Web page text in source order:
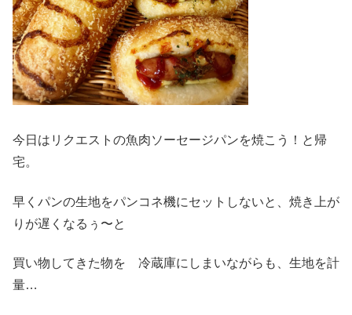
今日はリクエストの魚肉ソーセージパンを焼こう！と帰
宅。
早くパンの生地をパンコネ機にセットしないと、焼き上が
りが遅くなるぅ〜と
買い物してきた物を 冷蔵庫にしまいながらも、生地を計
量…